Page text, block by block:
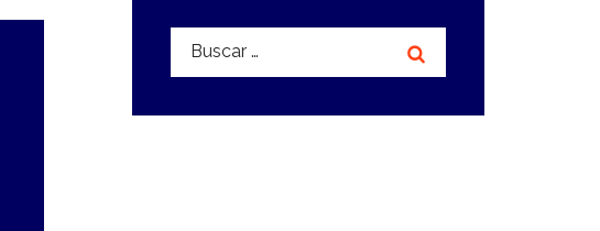
Buscar: